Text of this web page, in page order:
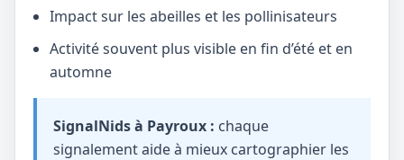
Impact sur les abeilles et les pollinisateurs
Activité souvent plus visible en fin d’été et en
automne
SignalNids à Payroux : chaque
signalement aide à mieux cartographier les